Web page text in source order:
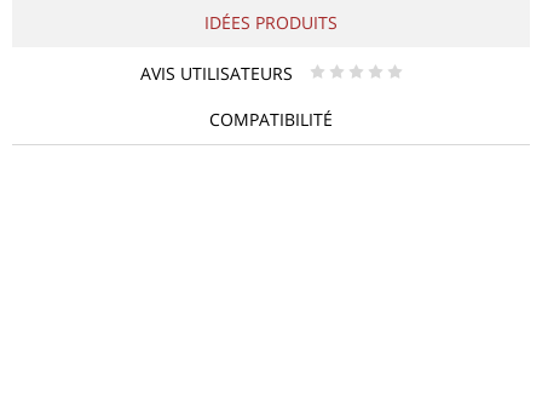
IDÉES PRODUITS
AVIS UTILISATEURS * * * * *
COMPATIBILITÉ